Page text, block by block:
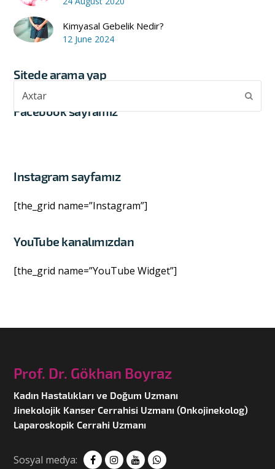
Kimyasal Gebelik Nedir?
12 June 2024
Sitede arama yap
Facebook sayfamız
Instagram sayfamız
[the_grid name=”Instagram”]
YouTube kanalımızdan
[the_grid name=”YouTube Widget”]
Prof. Dr. Gökhan Boyraz
Kadın Hastalıkları ve Doğum Uzmanı
Jinekolojik Kanser Cerrahisi Uzmanı (Onkojinekolog)
Laparoskopik Cerrahi Uzmanı
Sosyal medya: